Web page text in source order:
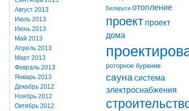
Август 2013
Июль 2013
Июнь 2013
Май 2013
Апрель 2013
Март 2013
Февраль 2013
Январь 2013
Декабрь 2012
Ноябрь 2012
Октябрь 2012
Беларуси отопление
проект проект
дома
роторное бурение
сауна система
электроснабжения